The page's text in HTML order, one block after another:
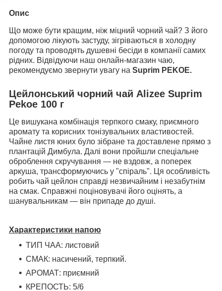
Опис
Що може бути кращим, ніж міцний чорний чай? З його
допомогою лікують застуду, зігріваються в холодну
погоду та проводять душевні бесіди в компанії самих
рідних. Відвідуючи наш онлайн-магазин чаю,
рекомендуємо звернути увагу на Suprim PEKOE.
Цейлонський чорний чай Alizee Suprim
Pekoe 100 г
Це вишукана комбінація терпкого смаку, приємного
аромату та корисних тонізувальних властивостей.
Чайне листя юних було зібране та доставлене прямо з
плантацій Димбула. Далі вони пройшли спеціальне
оброблення скручування — не вздовж, а поперек
аркуша, трансформуючись у "спіраль". Ця особливість
робить чай цейлон справді незвичайним і незабутнім
на смак. Справжні поціновувачі його оцінять, а
шанувальникам — він припаде до душі.
Характеристики напою
ТИП ЧАА: листовий
СМАК: насичений, терпкий.
АРОМАТ: приємний
КРЕПОСТЬ: 5/6